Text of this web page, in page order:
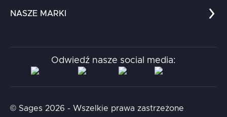
Kontakt
Chatboty
NASZE MARKI
Aidapta
AI & NLP Day
Odwiedź nasze social media:
© Sages 2026 - Wszelkie prawa zastrzeżone